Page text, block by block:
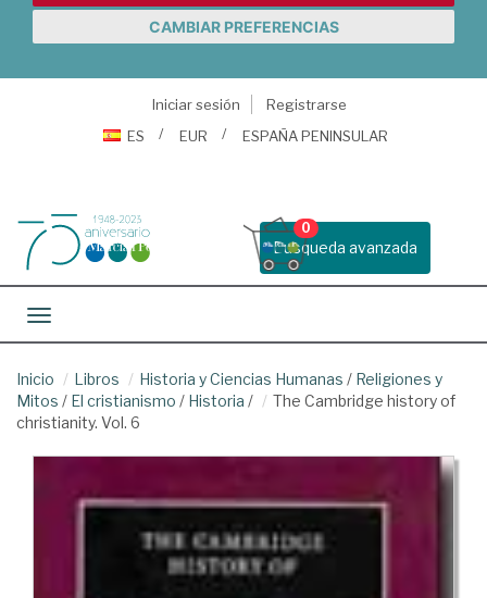
CAMBIAR PREFERENCIAS
Iniciar sesión
Registrarse
ES
EUR ESPAÑA PENINSULAR
Busqueda avanzada
0
Toggle navigation
Inicio Libros Historia y Ciencias Humanas / Religiones y
Mitos / El cristianismo / Historia /
The Cambridge history of
christianity. Vol. 6